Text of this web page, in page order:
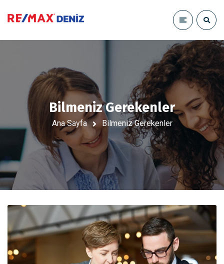
Bilmeniz Gerekenler
Ana Sayfa Bilmeniz Gerekenler